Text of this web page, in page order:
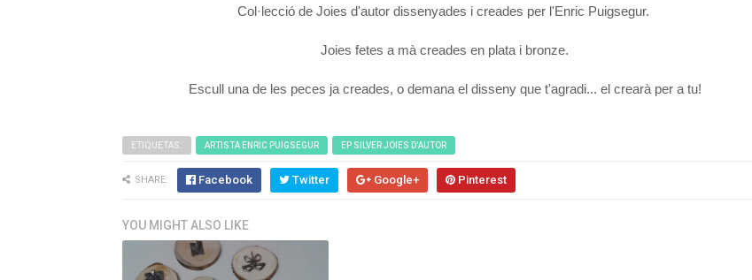
Col·lecció de Joies d'autor dissenyades i creades per l'Enric Puigsegur.
Joies fetes a mà creades en plata i bronze.
Escull una de les peces ja creades, o demana el disseny que t'agradi... el crearà per a tu!
ETIQUETAS: ARTISTA ENRIC PUIGSEGUR EP SILVER JOIES D'AUTOR
SHARE: Facebook Twitter Google+ Pinterest
YOU MIGHT ALSO LIKE